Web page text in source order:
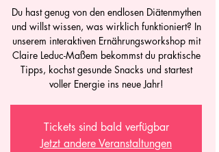
Du hast genug von den endlosen Diätenmythen
und willst wissen, was wirklich funktioniert? In
unserem interaktiven Ernährungsworkshop mit
Claire Leduc-Maßem bekommst du praktische
Tipps, kochst gesunde Snacks und startest
voller Energie ins neue Jahr!
Tickets sind bald verfügbar
Jetzt andere Veranstaltungen